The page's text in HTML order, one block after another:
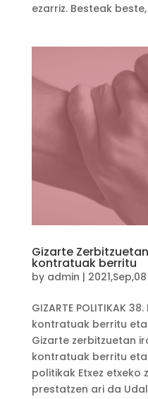
ezarriz. Besteak
Gizarte
kontratuak berritu
by admin | 2021,Sep,08
GIZARTE POLITIKAK
kontratuak berritu eta
Gizarte zerbitzuetan
kontratuak berritu
politikak Etxez
prestatzen ari da